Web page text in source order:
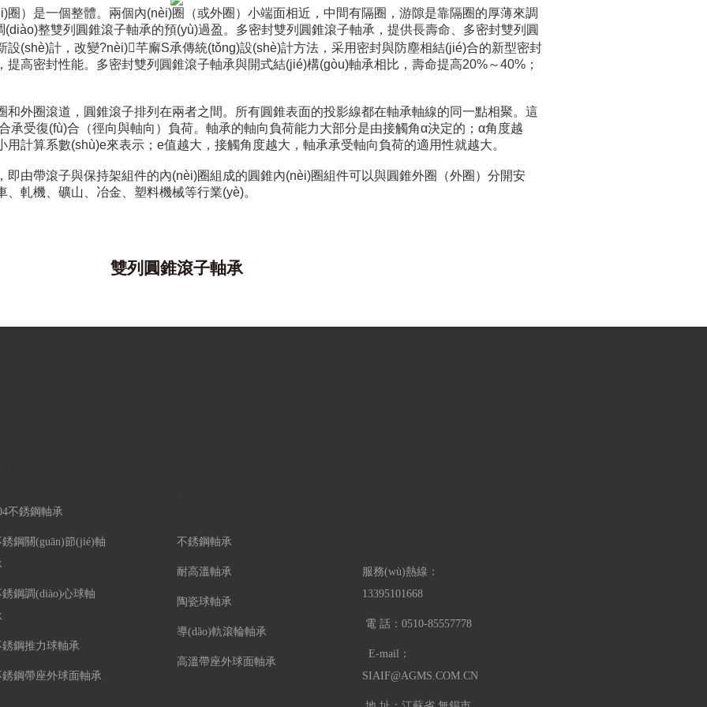
是一個整體。兩個內(nèi)圈（或外圈）小端面相近，中間有隔圈，游隙是靠隔圈的厚薄來調
(diào)整雙列圓錐滾子軸承的預(yù)過盈。多密封雙列圓錐滾子軸承，提供長壽命、多密封雙列圓
設(shè)計，改變?nèi)芊廨S承傳統(tǒng)設(shè)計方法，采用密封與防塵相結(jié)合的新型密封
高密封性能。多密封雙列圓錐滾子軸承與開式結(jié)構(gòu)軸承相比，壽命提高20%～40%；
外圈滾道，圓錐滾子排列在兩者之間。所有圓錐表面的投影線都在軸承軸線的同一點相聚。這
承受復(fù)合（徑向與軸向）負荷。軸承的軸向負荷能力大部分是由接觸角α決定的；α角度越
用計算系數(shù)e來表示；e值越大，接觸角度越大，軸承承受軸向負荷的適用性就越大。
即由帶滾子與保持架組件的內(nèi)圈組成的圓錐內(nèi)圈組件可以與圓錐外圈（外圈）分開安
軋機、礦山、冶金、塑料機械等行業(yè)。
雙列圓錐滾子軸承
不銹鋼軸承
銹鋼關(guān)節(jié)軸
銹鋼調(diào)心球軸
銹鋼推力球軸承
銹鋼帶座外球面軸承
不銹鋼軸承
耐高溫軸承
陶瓷球軸承
導(dǎo)軌滾輪軸承
高溫帶座外球面軸承
服務(wù)熱線：
13395101668
電 話：0510-85557778
E-mail：
SIAIF@AGMS.COM.CN